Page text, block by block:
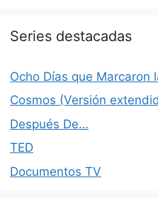
Series destacadas
Ocho Días que Marcaron
Cosmos (Versión
Después De…
TED
Documentos TV